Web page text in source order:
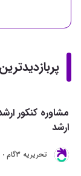
مشاوره کنکور
ارشد
تحريريه 3گام